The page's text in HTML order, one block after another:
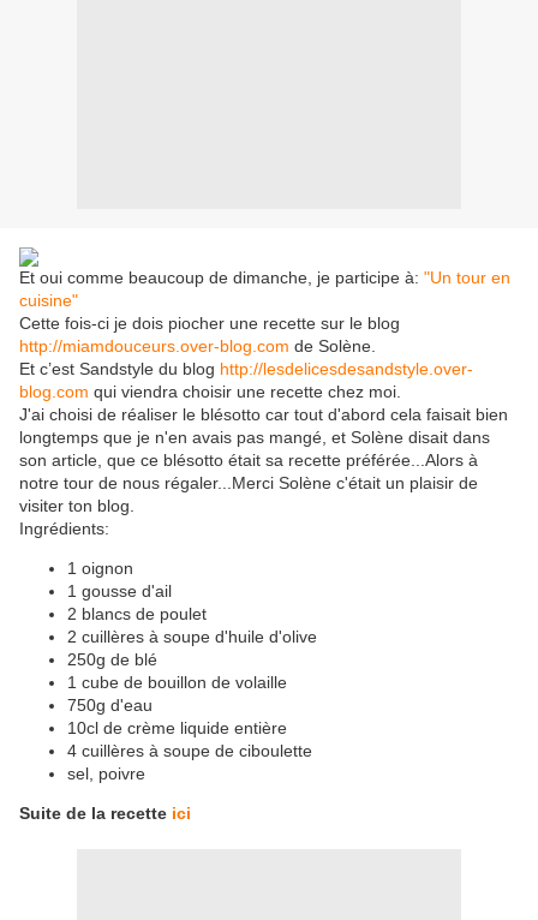
Et oui comme beaucoup de dimanche, je participe à: "Un tour en
cuisine"
Cette fois-ci je dois piocher une recette sur le blog
http://miamdouceurs.over-blog.com de Solène.
Et c’est Sandstyle du blog http://lesdelicesdesandstyle.over-
blog.com qui viendra choisir une recette chez moi.
J'ai choisi de réaliser le blésotto car tout d'abord cela faisait bien
longtemps que je n'en avais pas mangé, et Solène disait dans
son article, que ce blésotto était sa recette préférée...Alors à
notre tour de nous régaler...Merci Solène c'était un plaisir de
visiter ton blog.
Ingrédients:
1 oignon
1 gousse d'ail
2 blancs de poulet
2 cuillères à soupe d'huile d'olive
250g de blé
1 cube de bouillon de volaille
750g d'eau
10cl de crème liquide entière
4 cuillères à soupe de ciboulette
sel, poivre
Suite de la recette ici